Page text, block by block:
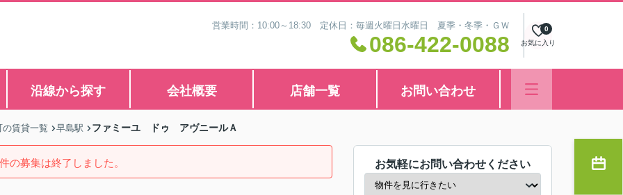
営業時間：10:00～18:30 定休日：毎週火曜日水曜日 夏季・冬季・ＧＷ
086-422-0088 お気に入り
0
沿線から探す 会社概要 店舗一覧 お問い合わせ
賃貸一覧 早島駅 ファミーユ ドゥ アヴニールＡ
の募集は終了しました。 お気軽にお問い合わせください